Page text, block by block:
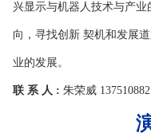
兴显示与机器人技术与产
向，寻找创新 契机和发展
业的发展。
联 系 人 : 朱荣威